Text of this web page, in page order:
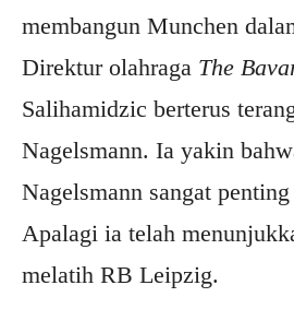
membangun Munchen
Direktur olahraga The
Salihamidzic berterus
Nagelsmann. Ia yakin
Nagelsmann sangat
Apalagi ia telah
melatih RB Leipzig.